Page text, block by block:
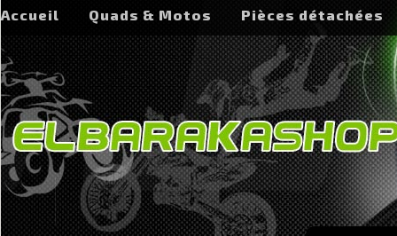
Accueil Quads & Motos Pièces détachées